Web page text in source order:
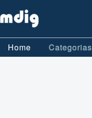
Home Categorias